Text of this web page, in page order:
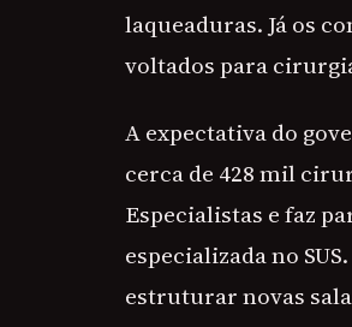
laqueaduras. Já os
voltados para
A expectativa do
cerca de 428 mil
Especialistas e faz
especializada no
estruturar novas